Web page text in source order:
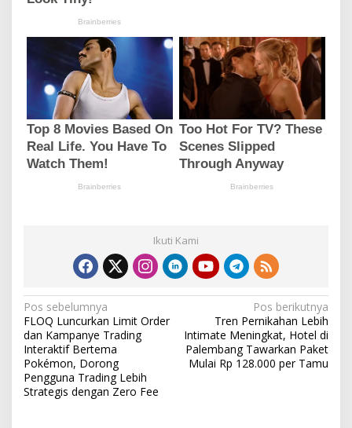
Ikuti Kami
N
a
v
i
g
Pos sebelumnya
FLOQ Luncurkan Limit Order
dan Kampanye Trading
Interaktif Bertema
Pokémon, Dorong
Pengguna Trading Lebih
Strategis dengan Zero Fee
Pos berikutnya
Tren Pernikahan Lebih
Intimate Meningkat, Hotel di
Palembang Tawarkan Paket
Mulai Rp 128.000 per Tamu